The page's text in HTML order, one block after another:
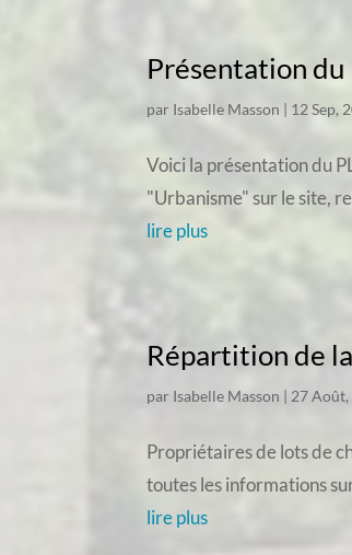
Présentation du
par Isabelle Masson | 12 Sep,
Voici la présentation du
"Urbanisme" sur le site,
lire plus
Répartition de
par Isabelle Masson | 27
Propriétaires de lots de
toutes les informations
lire plus